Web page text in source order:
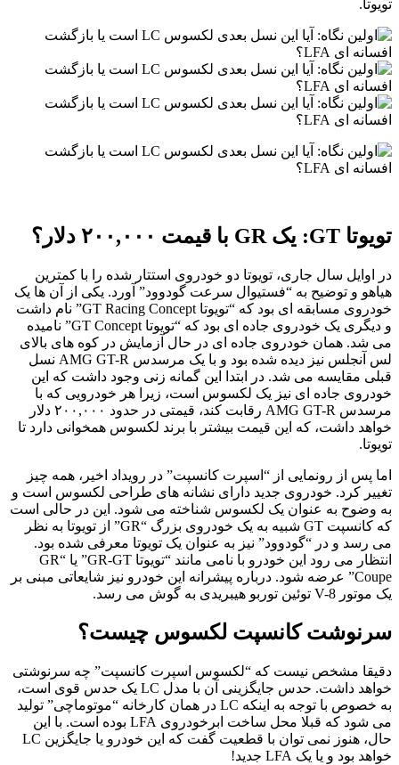
تویوتا.
تویوتا GT: یک GR با قیمت ۲۰۰,۰۰۰ دلار؟
در اوایل سال جاری، تویوتا دو خودروی استتار شده را با کمترین
هیاهو و توضیح به “فستیوال سرعت گودوود” آورد. یکی از آن ها یک
خودروی مسابقه ای بود که “تویوتا GT Racing Concept” نام داشت
و دیگری یک خودروی جاده ای بود که “تویوتا GT Concept” نامیده
می شد. همان خودروی جاده ای در حال آزمایش در کوه های بالای
لس آنجلس نیز دیده شده بود و با یک مرسدس AMG GT-R نسل
قبلی مقایسه می شد. در ابتدا این گمانه زنی وجود داشت که این
خودروی جاده ای نیز یک لکسوس است، زیرا هر خودرویی که با
مرسدس AMG GT-R رقابت کند، قیمتی در حدود ۲۰۰,۰۰۰ دلار
خواهد داشت، که این قیمت بیشتر با برند لکسوس همخوانی دارد تا
تویوتا.
اما پس از رونمایی از “اسپرت کانسپت” در رویداد اخیر، همه چیز
تغییر کرد. خودروی جدید دارای نشانه های طراحی لکسوس است و
به وضوح به عنوان یک لکسوس شناخته می شود. این در حالی است
که کانسپت GT شبیه به یک خودروی بزرگ “GR” از تویوتا به نظر
می رسد و در “گودوود” نیز به عنوان یک تویوتا معرفی شده بود.
انتظار می رود این خودرو با نامی مانند “تویوتا GR-GT” یا “GR
Coupe” عرضه شود. درباره پیشرانه این خودرو نیز شایعاتی مبنی بر
یک موتور V-8 توئین توربو هیبریدی به گوش می رسد.
سرنوشت کانسپت لکسوس چیست؟
دقیقا مشخص نیست که “لکسوس اسپرت کانسپت” چه سرنوشتی
خواهد داشت. حدس جایگزینی آن با مدل LC یک حدس قوی است،
به خصوص با توجه به اینکه LC در همان کارخانه “موتوماچی” تولید
می شود که قبلا محل ساخت ابرخودروی LFA بوده است. با این
حال، هنوز نمی توان با قطعیت گفت که این خودرو یا جایگزین LC
خواهد بود و یا یک LFA جدید!